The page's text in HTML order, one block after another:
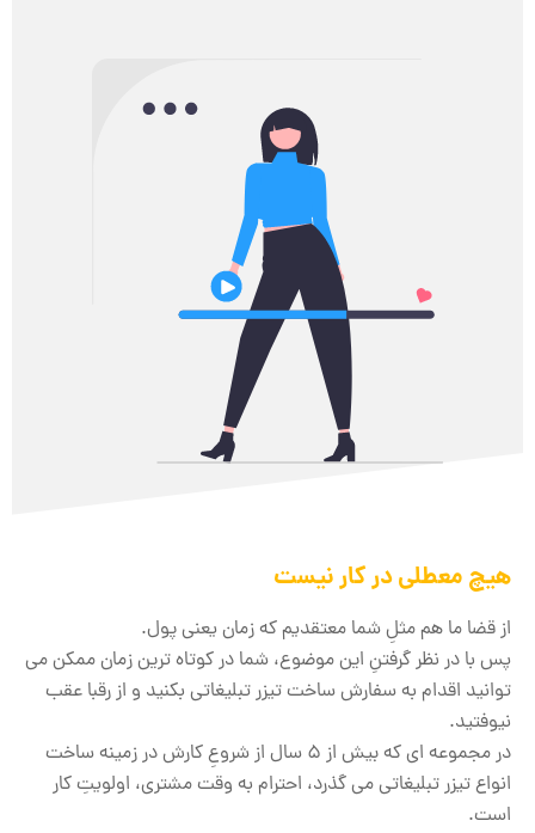
هیچ معطلی در کار نیست
از قضا ما هم مثلِ شما معتقدیم که زمان یعنی پول.
پس با در نظر گرفتنِ این موضوع، شما در کوتاه ترین زمان ممکن می
توانید اقدام به سفارش ساخت تیزر تبلیغاتی بکنید و از رقبا عقب
نیوفتید.
در مجموعه ای که بیش از 5 سال از شروعِ کارش در زمینه ساخت
انواع تیزر تبلیغاتی می گذرد، احترام به وقت مشتری، اولویتِ کار
است.